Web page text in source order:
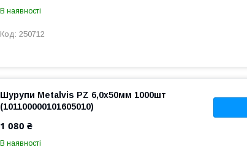
В наявності
250712
Шурупи Metalvis PZ 6,0х50мм 1000шт
(101100000101605010)
1 080 ₴
В наявності